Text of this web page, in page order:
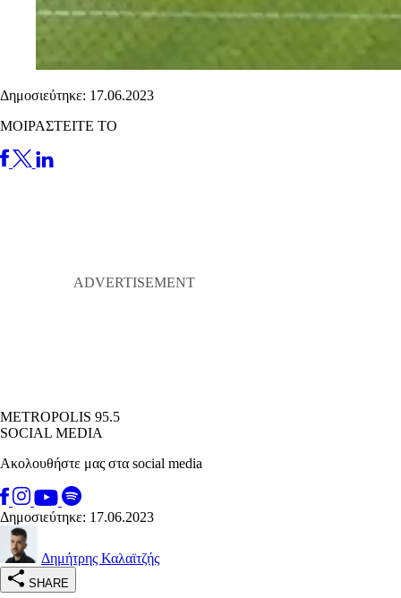
Δημοσιεύτηκε: 17.06.2023
ΜΟΙΡΑΣΤΕΙΤΕ ΤΟ
METROPOLIS 95.5
SOCIAL MEDIA
Ακολουθήστε μας στα social media
Δημοσιεύτηκε: 17.06.2023
Δημήτρης Καλαϊτζής
SHARE